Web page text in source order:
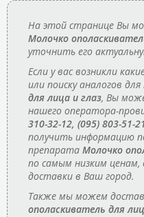
На этой странице Вы
Молочко
уточнить его
Если у вас возникли
или поиску аналогов для
для лица и глаз, Вы
нашего оператора-
310-32-12, (095) 803-51-
получить информацию
препарата Молочко
по самым низким
доставки в Ваш город.
Также мы можем
ополаскиватель для